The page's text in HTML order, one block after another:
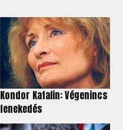
Kondor Katalin: Végenincs
fenekedés